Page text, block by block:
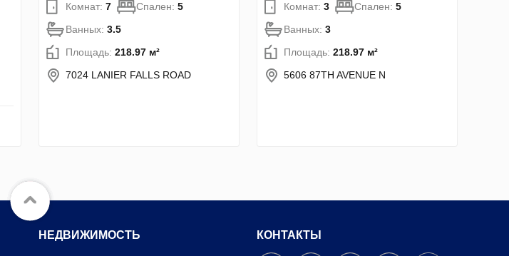
Комнат: 7 Спален: 5
Ванных: 3.5
Площадь: 218.97 м²
7024 LANIER FALLS ROAD
Комнат: 3 Спален: 5
Ванных: 3
Площадь: 218.97 м²
5606 87TH AVENUE N
НЕДВИЖИМОСТЬ КОНТАКТЫ